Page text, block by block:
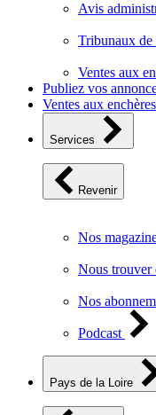
Avis
Tribunaux de
Ventes aux
Publiez vos
Ventes aux
Services
Revenir
Nos
Nous trouver
Nos
Podcast
Pays de la Loire